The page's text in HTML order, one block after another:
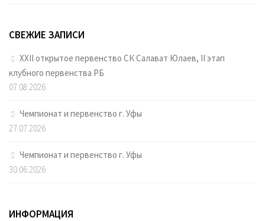
СВЕЖИЕ ЗАПИСИ
XXII открытое первенство СК Салават Юлаев, II этап
клубного первенства РБ
07.08.2026
Чемпионат и первенство г. Уфы
27.07.2026
Чемпионат и первенство г. Уфы
30.06.2026
ИНФОРМАЦИЯ